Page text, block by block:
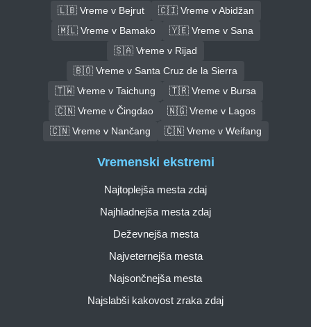
🇱🇧 Vreme v Bejrut
🇨🇮 Vreme v Abidžan
🇲🇱 Vreme v Bamako
🇾🇪 Vreme v Sana
🇸🇦 Vreme v Rijad
🇧🇴 Vreme v Santa Cruz de la Sierra
🇹🇼 Vreme v Taichung
🇹🇷 Vreme v Bursa
🇨🇳 Vreme v Čingdao
🇳🇬 Vreme v Lagos
🇨🇳 Vreme v Nančang
🇨🇳 Vreme v Weifang
Vremenski ekstremi
Najtoplejša mesta zdaj
Najhladnejša mesta zdaj
Deževnejša mesta
Najveternejša mesta
Najsončnejša mesta
Najslabši kakovost zraka zdaj